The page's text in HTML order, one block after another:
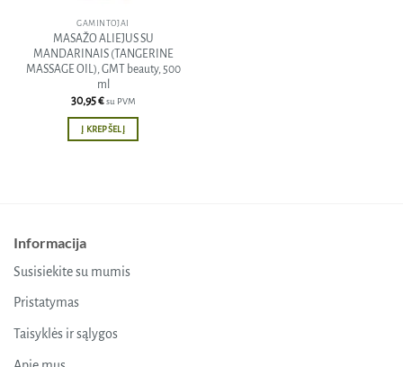
GAMINTOJAI
MASAŽO ALIEJUS SU
MANDARINAIS (TANGERINE
MASSAGE OIL), GMT beauty, 500
ml
30,95€ su PVM
Į KREPŠELĮ
Informacija
Susisiekite su mumis
Pristatymas
Taisyklės ir sąlygos